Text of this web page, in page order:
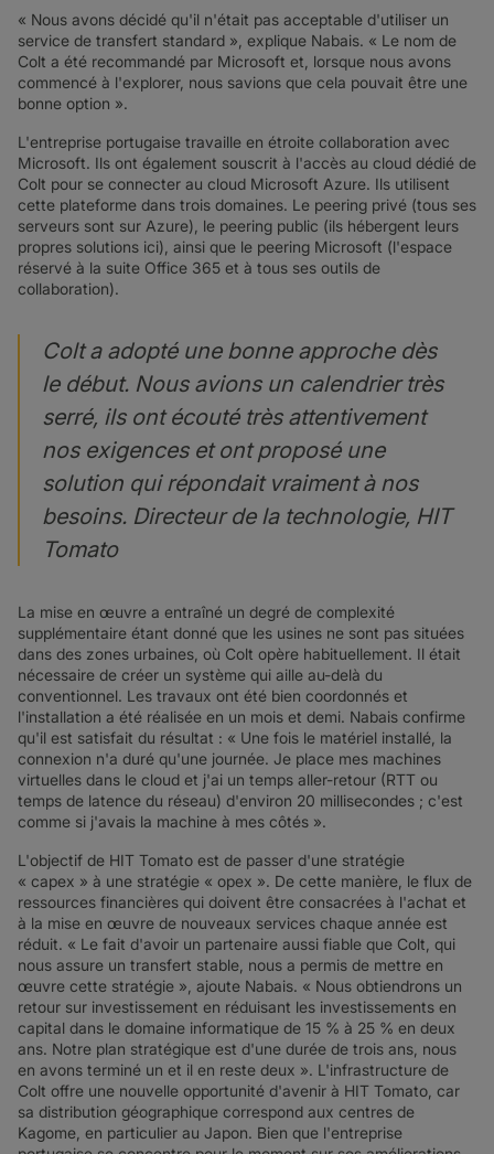
« Nous avons décidé qu'il n'était pas acceptable d'utiliser un
service de transfert standard », explique Nabais. « Le nom de
Colt a été recommandé par Microsoft et, lorsque nous avons
commencé à l'explorer, nous savions que cela pouvait être une
bonne option ».
L'entreprise portugaise travaille en étroite collaboration avec
Microsoft. Ils ont également souscrit à l'accès au cloud dédié de
Colt pour se connecter au cloud Microsoft Azure. Ils utilisent
cette plateforme dans trois domaines. Le peering privé (tous ses
serveurs sont sur Azure), le peering public (ils hébergent leurs
propres solutions ici), ainsi que le peering Microsoft (l'espace
réservé à la suite Office 365 et à tous ses outils de
collaboration).
Colt a adopté une bonne approche dès
le début. Nous avions un calendrier très
serré, ils ont écouté très attentivement
nos exigences et ont proposé une
solution qui répondait vraiment à nos
besoins. Directeur de la technologie, HIT
Tomato
La mise en œuvre a entraîné un degré de complexité
supplémentaire étant donné que les usines ne sont pas situées
dans des zones urbaines, où Colt opère habituellement. Il était
nécessaire de créer un système qui aille au-delà du
conventionnel. Les travaux ont été bien coordonnés et
l'installation a été réalisée en un mois et demi. Nabais confirme
qu'il est satisfait du résultat : « Une fois le matériel installé, la
connexion n'a duré qu'une journée. Je place mes machines
virtuelles dans le cloud et j'ai un temps aller-retour (RTT ou
temps de latence du réseau) d'environ 20 millisecondes ; c'est
comme si j'avais la machine à mes côtés ».
L'objectif de HIT Tomato est de passer d'une stratégie
« capex » à une stratégie « opex ». De cette manière, le flux de
ressources financières qui doivent être consacrées à l'achat et
à la mise en œuvre de nouveaux services chaque année est
réduit. « Le fait d'avoir un partenaire aussi fiable que Colt, qui
nous assure un transfert stable, nous a permis de mettre en
œuvre cette stratégie », ajoute Nabais. « Nous obtiendrons un
retour sur investissement en réduisant les investissements en
capital dans le domaine informatique de 15 % à 25 % en deux
ans. Notre plan stratégique est d'une durée de trois ans, nous
en avons terminé un et il en reste deux ». L'infrastructure de
Colt offre une nouvelle opportunité d'avenir à HIT Tomato, car
sa distribution géographique correspond aux centres de
Kagome, en particulier au Japon. Bien que l'entreprise